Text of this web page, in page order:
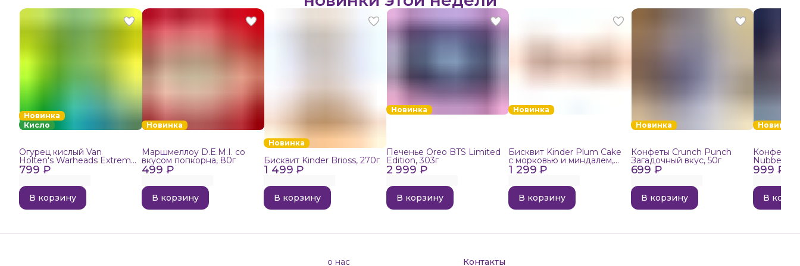
Новинка
Кисло
799 ₽
Огурец кислый Van
Holten's Warheads Extreme
Sour, 140г
В корзину
Новинка
499 ₽
Маршмеллоу D.E.M.I. со
вкусом попкорна, 80г
В корзину
Новинка
1 499 ₽
Бисквит Kinder Brioss, 270г
В корзину
Новинка
2 999 ₽
Печенье Oreo BTS Limited
Edition, 303г
В корзину
Новинка
1 299 ₽
Бисквит Kinder Plum Cake
с морковью и миндалем,
192г
В корзину
Новинка
699 ₽
Конфеты Crunch Punch
Загадочный вкус, 50г
В корзину
Новинка
999 ₽
Конфеты
Nubbee
В
о нас Контакты